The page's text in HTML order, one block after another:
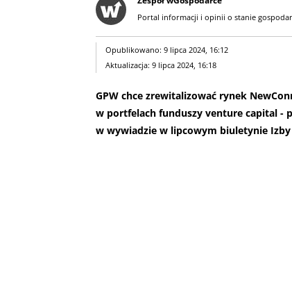
Portal informacji i opinii o stanie
Opublikowano: 9 lipca 2024, 16:12
Aktualizacja: 9 lipca 2024, 16:18
GPW chce zrewitalizować rynek
w portfelach funduszy venture capital -
w wywiadzie w lipcowym biuletynie